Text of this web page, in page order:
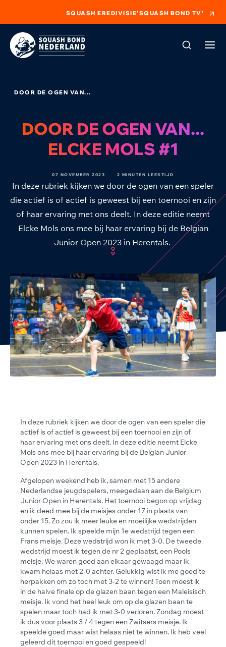
SQUASH EREDIVISIE'SQUASH BOND TV'
DOOR DE OGEN VAN...
DOOR DE OGEN VAN...
ELCKE MOLS #1
07 NOVEMBER 2023 2 MINUTEN LEESTIJD
In deze rubriek kijken we door de ogen van een speler
die actief is of actief is geweest bij een toernooi en zijn
of haar ervaring met ons deelt. In deze editie neemt
Elcke Mols ons mee bij haar ervaring bij de Belgian
Junior Open 2023 in Herentals.
In deze rubriek kijken we door de ogen van een speler die
actief is of actief is geweest bij een toernooi en zijn of
haar ervaring met ons deelt. In deze editie neemt Elcke
Mols ons mee bij haar ervaring bij de Belgian Junior
Open 2023 in Herentals.
Afgelopen weekend heb ik, samen met 15 andere
Nederlandse jeugdspelers, meegedaan aan de Belgium
Junior Open in Herentals. Het toernooi begon op vrijdag
en ik deed mee bij de meisjes onder 17 in plaats van
onder 15. Zo zou ik meer leuke en moeilijke wedstrijden
kunnen spelen. Ik speelde mijn 1e wedstrijd tegen een
Frans meisje. Deze wedstrijd won ik met 3-0. De tweede
wedstrijd moest ik tegen de nr 2 geplaatst, een Pools
meisje. We waren goed aan elkaar gewaagd maar ik
kwam helaas met 2-0 achter. Gelukkig wist ik me goed te
herpakken om zo toch met 3-2 te winnen! Toen moest ik
in de halve finale op de glazen baan tegen een Maleisisch
meisje. Ik vond het heel leuk om op de glazen baan te
spelen maar toch had ik met 3-0 verloren. Zondag moest
ik dus voor plaats 3 / 4 tegen een Zwitsers meisje. Ik
speelde goed maar wist helaas niet te winnen. Ik heb veel
geleerd dit toernooi en goed gespeeld!